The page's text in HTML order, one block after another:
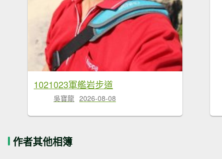
1021023軍艦岩步道
吳寶龍 2026-08-08
作者其他相簿